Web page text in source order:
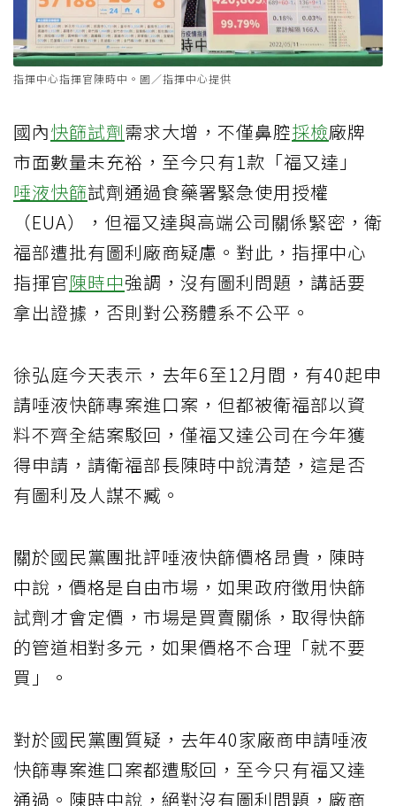
指揮中心指揮官陳時中。圖／指揮中心提供
國內快篩試劑需求大增，不僅鼻腔採檢廠牌
市面數量未充裕，至今只有1款「福又達」
唾液快篩試劑通過食藥署緊急使用授權
（EUA），但福又達與高端公司關係緊密，衛
福部遭批有圖利廠商疑慮。對此，指揮中心
指揮官陳時中強調，沒有圖利問題，講話要
拿出證據，否則對公務體系不公平。
徐弘庭今天表示，去年6至12月間，有40起申
請唾液快篩專案進口案，但都被衛福部以資
料不齊全結案駁回，僅福又達公司在今年獲
得申請，請衛福部長陳時中說清楚，這是否
有圖利及人謀不臧。
關於國民黨團批評唾液快篩價格昂貴，陳時
中說，價格是自由市場，如果政府徵用快篩
試劑才會定價，市場是買賣關係，取得快篩
的管道相對多元，如果價格不合理「就不要
買」。
對於國民黨團質疑，去年40家廠商申請唾液
快篩專案進口案都遭駁回，至今只有福又達
通過。陳時中說，絕對沒有圖利問題，廠商